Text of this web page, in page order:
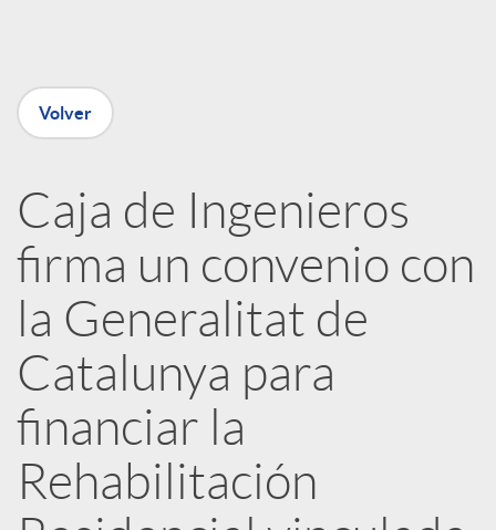
n
e
d
e
s
S
Volver
Caja de Ingenieros
firma un convenio con
la Generalitat de
Catalunya para
financiar la
Rehabilitación